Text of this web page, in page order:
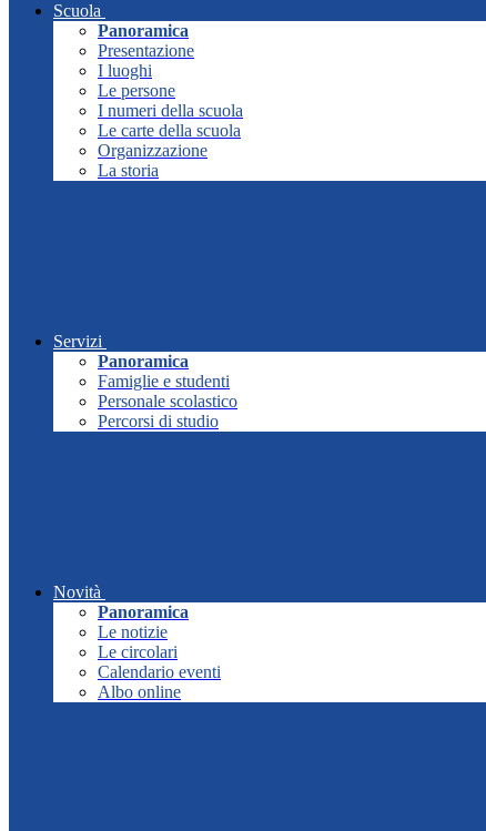
Scuola
Panoramica
Presentazione
I luoghi
Le persone
I numeri della scuola
Le carte della scuola
Organizzazione
La storia
Servizi
Panoramica
Famiglie e studenti
Personale scolastico
Percorsi di studio
Novità
Panoramica
Le notizie
Le circolari
Calendario eventi
Albo online